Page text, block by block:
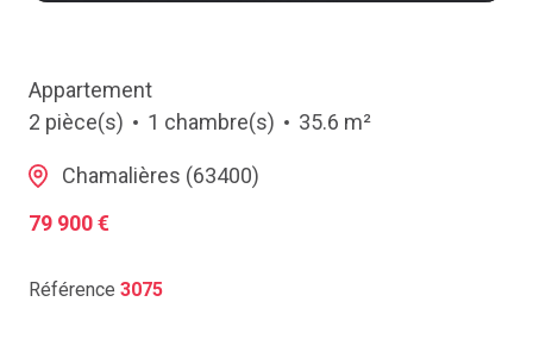
Appartement
2 pièce(s)
1 chambre(s) 35.6 m²
Chamalières (63400)
79 900 €
Référence 3075